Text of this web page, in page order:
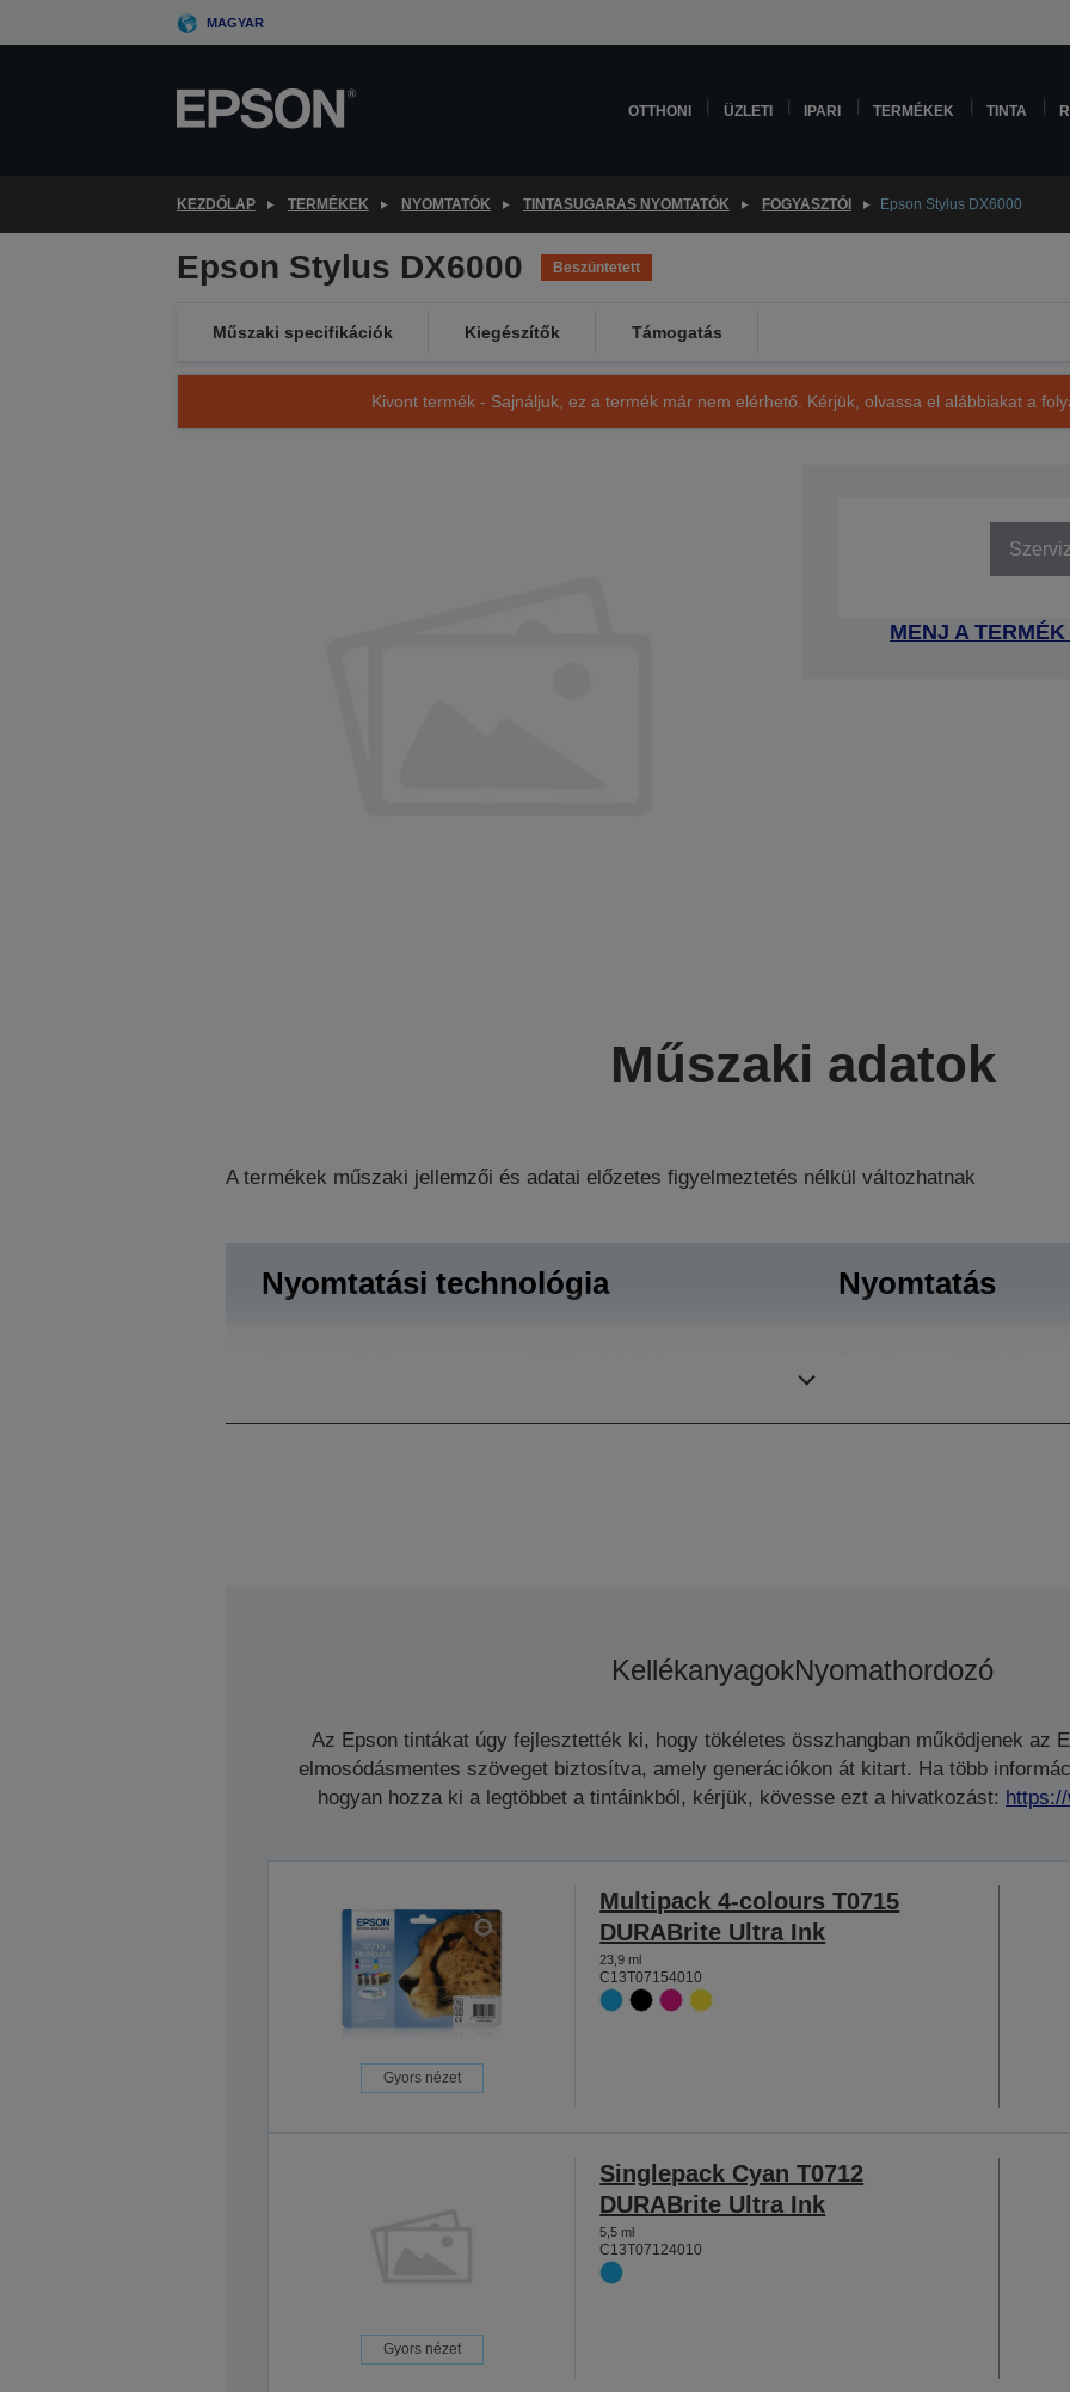
to
MAGYAR
OTTHONI ÜZLETI IPARI TERMÉKEK TINTA
KEZDŐLAP TERMÉKEK NYOMTATÓK TINTASUGARAS NYOMTATÓK FOGYASZTÓI Epson Stylus DX6000
Epson Stylus DX6000 Beszüntetett
Műszaki specifikációk Kiegészítők Támogatás
Kivont termék - Sajnáljuk, ez a termék már nem elérhető. Kérjük, olvassa el alábbiakat a
MENJ A
Műszaki adatok
A termékek műszaki jellemzői és adatai előzetes figyelmeztetés nélkül változhatnak
Nyomtatási technológia Nyomtatás
KellékanyagokNyomathordozó
Az Epson tintákat úgy fejlesztették ki, hogy tökéletes összhangban működjenek az
elmosódásmentes szöveget biztosítva, amely generációkon át kitart. Ha több
hogyan hozza ki a legtöbbet a tintáinkból, kérjük, kövesse ezt a hivatkozást:
Gyors nézet
Multipack 4-colours T0715
DURABrite Ultra Ink
23,9 ml
C13T07154010
Gyors nézet
Singlepack Cyan T0712
DURABrite Ultra Ink
5,5 ml
C13T07124010